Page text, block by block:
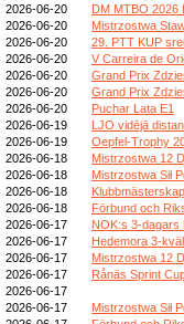
2026-06-20
DM MTBO 2026
2026-06-20
Mistrzostwa
2026-06-20
29. PTT KUP
2026-06-20
V Carreira de
2026-06-20
Grand Prix
2026-06-20
Grand Prix
2026-06-20
Puchar Lata E1
2026-06-19
LJO vidējā
2026-06-19
Oepfel-Trophy
2026-06-18
Mistrzostwa 12
2026-06-18
Mistrzostwa Sił
2026-06-18
2026-06-18
Förbund och
2026-06-17
NOK:s 3-dagars
2026-06-17
Hedemora 3-
2026-06-17
Mistrzostwa 12
2026-06-17
Rånäs Sprint
2026-06-17
2026-06-17
Mistrzostwa Sił